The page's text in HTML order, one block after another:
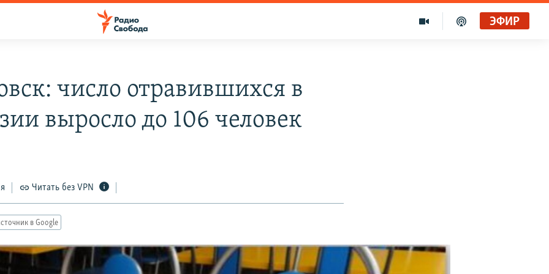
ЭФИР
число отравившихся в
выросло до 106 человек
Читать без VPN
в Google